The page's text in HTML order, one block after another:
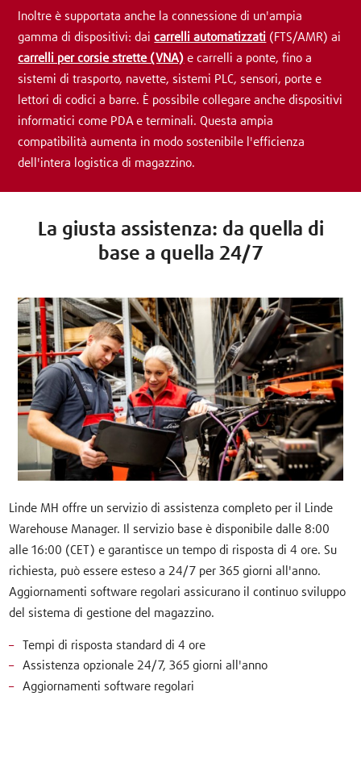
Inoltre è supportata anche la connessione di un'ampia
gamma di dispositivi: daicarrelli automatizzati (FTS/AMR) ai
carrelli per corsie strette (VNA) e carrelli a ponte, fino a
sistemi di trasporto, navette, sistemi PLC, sensori, porte e
lettori di codici a barre. È possibile collegare anche dispositivi
informatici come PDA e terminali. Questa ampia
compatibilità aumenta in modo sostenibile l'efficienza
dell'intera logistica di magazzino.
La giusta assistenza: da quella di
base a quella 24/7
Linde MH offre un servizio di assistenza completo per il Linde
Warehouse Manager. Il servizio base è disponibile dalle 8:00
alle 16:00 (CET) e garantisce un tempo di risposta di 4 ore. Su
richiesta, può essere esteso a 24/7 per 365 giorni all'anno.
Aggiornamenti software regolari assicurano il continuo sviluppo
del sistema di gestione del magazzino.
Tempi di risposta standard di 4 ore
Assistenza opzionale 24/7, 365 giorni all'anno
Aggiornamenti software regolari